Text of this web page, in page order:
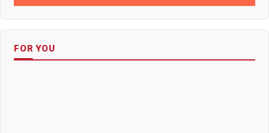
FOR YOU